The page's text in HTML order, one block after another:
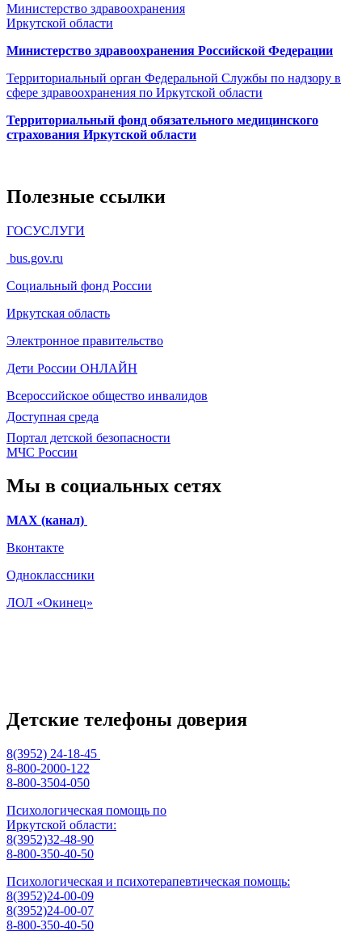
Министерство здравоохранения
Иркутской области
Министерство здравоохранения Росcийской Федерации
Территориальный орган Федеральной Службы по надзору в
сфере здравоохранения по Иркутской области
Территориальный фонд обязательного медицинского
страхования Иркутской области
Полезные ссылки
ГОСУСЛУГИ
bus.gov.ru
Социальный фонд России
Иркутская область
Электронное правительство
Дети России ОНЛАЙН
Всероссийское общество инвалидов
Доступная среда
Портал детской безопасности
МЧС России
Мы в социальных сетях
МАХ (канал)
Вконтакте
Одноклассники
ЛОЛ «Окинец»
Детские телефоны доверия
8(3952) 24-18-45
8-800-2000-122
8-800-3504-050
Психологическая помощь по
Иркутской области:
8(3952)32-48-90
8-800-350-40-50
Психологическая и психотерапевтическая помощь:
8(3952)24-00-09
8(3952)24-00-07
8-800-350-40-50